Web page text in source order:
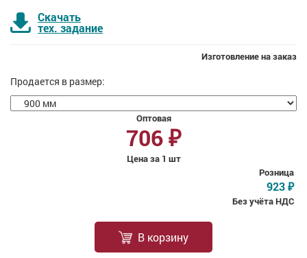
Скачать
тех. задание
Изготовление на заказ
Продается в размер:
Оптовая
706 ₽
Цена за 1 шт
Розница
923 ₽
Без учёта НДС
В корзину